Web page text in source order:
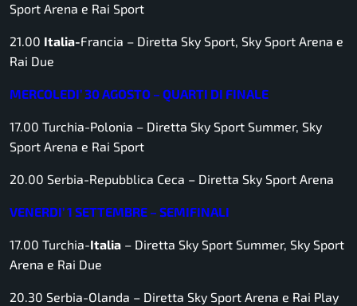
Sport Arena e Rai Sport
21.00 Italia-Francia – Diretta Sky Sport, Sky Sport Arena e
Rai Due
MERCOLEDI’ 30 AGOSTO – QUARTI DI FINALE
17.00 Turchia-Polonia – Diretta Sky Sport Summer, Sky
Sport Arena e Rai Sport
20.00 Serbia-Repubblica Ceca – Diretta Sky Sport Arena
VENERDI’ 1 SETTEMBRE – SEMIFINALI
17.00 Turchia-Italia – Diretta Sky Sport Summer, Sky Sport
Arena e Rai Due
20.30 Serbia-Olanda – Diretta Sky Sport Arena e Rai Play